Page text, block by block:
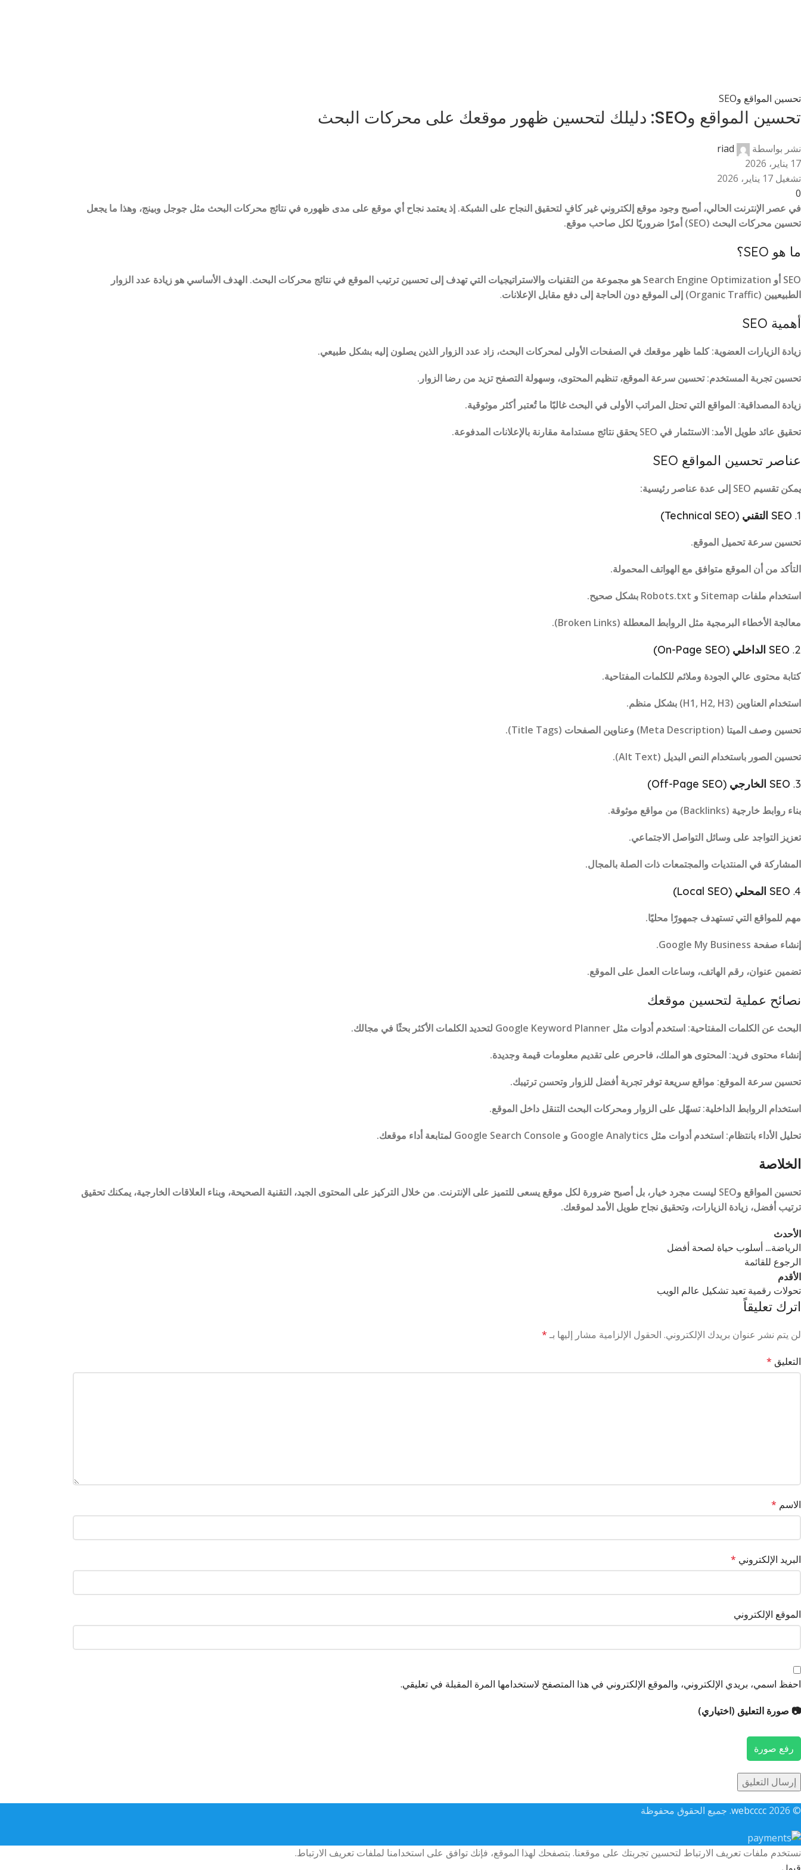
تحسين المواقع وSEO
تحسين المواقع وSEO: دليلك لتحسين ظهور موقعك على محركات البحث
نشر بواسطة
riad
17 يناير، 2026
تشغيل 17 يناير، 2026
0
في عصر الإنترنت الحالي، أصبح وجود موقع إلكتروني غير كافٍ لتحقيق النجاح على الشبكة. إذ يعتمد نجاح أي موقع على مدى ظهوره في نتائج محركات البحث مثل جوجل وبينج، وهذا ما يجعل
تحسين محركات البحث (SEO) أمرًا ضروريًا لكل صاحب موقع.
ما هو SEO؟
SEO أو Search Engine Optimization هو مجموعة من التقنيات والاستراتيجيات التي تهدف إلى تحسين ترتيب الموقع في نتائج محركات البحث. الهدف الأساسي هو زيادة عدد الزوار
الطبيعيين (Organic Traffic) إلى الموقع دون الحاجة إلى دفع مقابل الإعلانات
.
أهمية SEO
زيادة الزيارات العضوية: كلما ظهر موقعك في الصفحات الأولى لمحركات البحث، زاد عدد الزوار الذين يصلون إليه بشكل طبيعي.
تحسين تجربة المستخدم: تحسين سرعة الموقع، تنظيم المحتوى، وسهولة التصفح تزيد من رضا الزوار.
زيادة المصداقية: المواقع التي تحتل المراتب الأولى في البحث غالبًا ما تُعتبر أكثر موثوقية.
تحقيق عائد طويل الأمد: الاستثمار في SEO يحقق نتائج مستدامة مقارنة بالإعلانات المدفوعة.
عناصر تحسين المواقع SEO
يمكن تقسيم SEO إلى عدة عناصر رئيسية:
1. SEO التقني (Technical SEO)
تحسين سرعة تحميل الموقع.
التأكد من أن الموقع متوافق مع الهواتف المحمولة.
استخدام ملفات Sitemap و Robots.txt بشكل صحيح.
معالجة الأخطاء البرمجية مثل الروابط المعطلة (Broken Links).
2. SEO الداخلي (On-Page SEO)
كتابة محتوى عالي الجودة وملائم للكلمات المفتاحية.
استخدام العناوين (H1, H2, H3) بشكل منظم.
تحسين وصف الميتا (Meta Description) وعناوين الصفحات (Title Tags).
تحسين الصور باستخدام النص البديل (Alt Text).
3. SEO الخارجي (Off-Page SEO)
بناء روابط خارجية (Backlinks) من مواقع موثوقة.
تعزيز التواجد على وسائل التواصل الاجتماعي.
المشاركة في المنتديات والمجتمعات ذات الصلة بالمجال.
4. SEO المحلي (Local SEO)
مهم للمواقع التي تستهدف جمهورًا محليًا.
إنشاء صفحة Google My Business.
تضمين عنوان، رقم الهاتف، وساعات العمل على الموقع.
نصائح عملية لتحسين موقعك
البحث عن الكلمات المفتاحية: استخدم أدوات مثل Google Keyword Planner لتحديد الكلمات الأكثر بحثًا في مجالك.
إنشاء محتوى فريد: المحتوى هو الملك، فاحرص على تقديم معلومات قيمة وجديدة.
تحسين سرعة الموقع: مواقع سريعة توفر تجربة أفضل للزوار وتحسن ترتيبك.
استخدام الروابط الداخلية: تسهّل على الزوار ومحركات البحث التنقل داخل الموقع.
تحليل الأداء بانتظام: استخدم أدوات مثل Google Analytics و Google Search Console لمتابعة أداء موقعك.
الخلاصة
تحسين المواقع وSEO ليست مجرد خيار، بل أصبح ضرورة لكل موقع يسعى للتميز على الإنترنت. من خلال التركيز على المحتوى الجيد، التقنية الصحيحة، وبناء العلاقات الخارجية، يمكنك تحقيق
ترتيب أفضل، زيادة الزيارات، وتحقيق نجاح طويل الأمد لموقعك.
الأحدث
الرياضة… أسلوب حياة لصحة أفضل
الرجوع للقائمة
الأقدم
تحولات رقمية تعيد تشكيل عالم الويب
اترك تعليقاً
لن يتم نشر عنوان بريدك الإلكتروني. الحقول الإلزامية مشار إليها بـ *
التعليق *
الاسم *
البريد الإلكتروني *
الموقع الإلكتروني
احفظ اسمي، بريدي الإلكتروني، والموقع الإلكتروني في هذا المتصفح لاستخدامها المرة المقبلة في تعليقي.
📷 صورة التعليق (اختياري)
رفع صورة
© 2026
webcccc. جميع الحقوق محفوظة
نستخدم ملفات تعريف الارتباط لتحسين تجربتك على موقعنا. بتصفحك لهذا الموقع، فإنك توافق على استخدامنا لملفات تعريف الارتباط.